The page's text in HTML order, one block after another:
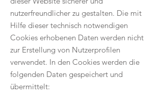
nutzerfreundlicher zu gestalten. Die mit
Hilfe dieser technisch notwendigen
Cookies erhobenen Daten werden nicht
zur Erstellung von Nutzerprofilen
verwendet. In den Cookies werden die
folgenden Daten gespeichert und
übermittelt: